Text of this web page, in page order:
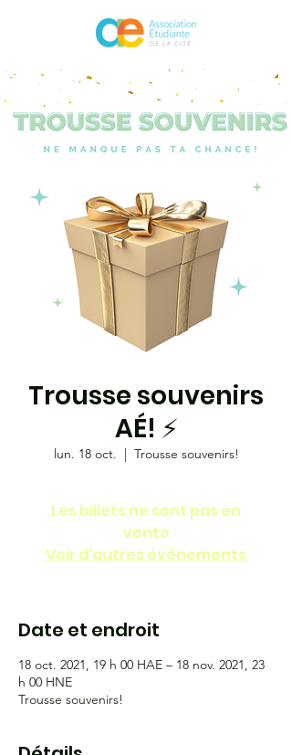
Trousse souvenirs
AÉ! ⚡️
lun. 18 oct.
  |
Trousse souvenirs!
Les billets ne sont pas en
vente
Voir d'autres événements
Date et endroit
18 oct. 2021, 19 h 00 HAE – 18 nov. 2021, 23
h 00 HNE
Trousse souvenirs!